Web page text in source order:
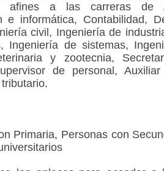
afines a las carreras de
e informática, Contabilidad,
civil, Ingeniería de
de sistemas,
y zootecnia,
de personal, Auxiliar
Primaria, Personas con